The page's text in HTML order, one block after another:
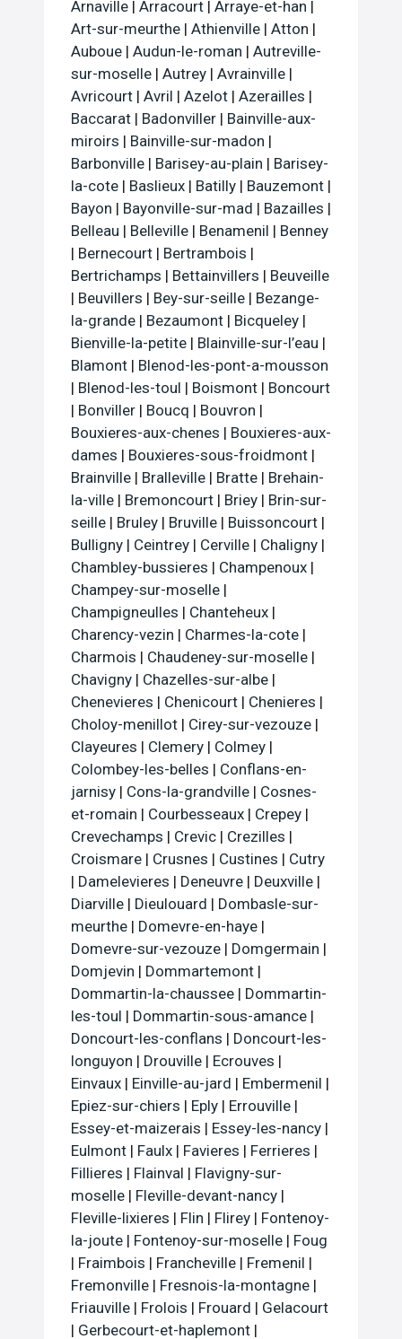
Arnaville | Arracourt | Arraye-et-han |
Art-sur-meurthe | Athienville | Atton |
Auboue | Audun-le-roman | Autreville-
sur-moselle | Autrey | Avrainville |
Avricourt | Avril | Azelot | Azerailles |
Baccarat | Badonviller | Bainville-aux-
miroirs | Bainville-sur-madon |
Barbonville | Barisey-au-plain | Barisey-
la-cote | Baslieux | Batilly | Bauzemont |
Bayon | Bayonville-sur-mad | Bazailles |
Belleau | Belleville | Benamenil | Benney
| Bernecourt | Bertrambois |
Bertrichamps | Bettainvillers | Beuveille
| Beuvillers | Bey-sur-seille | Bezange-
la-grande | Bezaumont | Bicqueley |
Bienville-la-petite | Blainville-sur-l’eau |
Blamont | Blenod-les-pont-a-mousson
| Blenod-les-toul | Boismont | Boncourt
| Bonviller | Boucq | Bouvron |
Bouxieres-aux-chenes | Bouxieres-aux-
dames | Bouxieres-sous-froidmont |
Brainville | Bralleville | Bratte | Brehain-
la-ville | Bremoncourt | Briey | Brin-sur-
seille | Bruley | Bruville | Buissoncourt |
Bulligny | Ceintrey | Cerville | Chaligny |
Chambley-bussieres | Champenoux |
Champey-sur-moselle |
Champigneulles | Chanteheux |
Charency-vezin | Charmes-la-cote |
Charmois | Chaudeney-sur-moselle |
Chavigny | Chazelles-sur-albe |
Chenevieres | Chenicourt | Chenieres |
Choloy-menillot | Cirey-sur-vezouze |
Clayeures | Clemery | Colmey |
Colombey-les-belles | Conflans-en-
jarnisy | Cons-la-grandville | Cosnes-
et-romain | Courbesseaux | Crepey |
Crevechamps | Crevic | Crezilles |
Croismare | Crusnes | Custines | Cutry
| Damelevieres | Deneuvre | Deuxville |
Diarville | Dieulouard | Dombasle-sur-
meurthe | Domevre-en-haye |
Domevre-sur-vezouze | Domgermain |
Domjevin | Dommartemont |
Dommartin-la-chaussee | Dommartin-
les-toul | Dommartin-sous-amance |
Doncourt-les-conflans | Doncourt-les-
longuyon | Drouville | Ecrouves |
Einvaux | Einville-au-jard | Embermenil |
Epiez-sur-chiers | Eply | Errouville |
Essey-et-maizerais | Essey-les-nancy |
Eulmont | Faulx | Favieres | Ferrieres |
Fillieres | Flainval | Flavigny-sur-
moselle | Fleville-devant-nancy |
Fleville-lixieres | Flin | Flirey | Fontenoy-
la-joute | Fontenoy-sur-moselle | Foug
| Fraimbois | Francheville | Fremenil |
Fremonville | Fresnois-la-montagne |
Friauville | Frolois | Frouard | Gelacourt
| Gerbecourt-et-haplemont |